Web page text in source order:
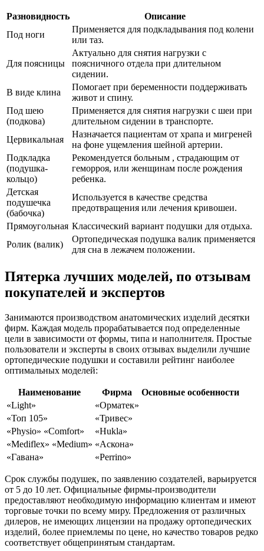
Разновидность
Описание
Под ноги
Применяется для подкладывания под колени
или таз.
Для поясницы
Актуально для снятия нагрузки с
поясничного отдела при длительном
сидении.
В виде клина
Помогает при беременности поддерживать
живот и спину.
Под шею
(подкова)
Применяется для снятия нагрузки с шеи при
длительном сидении в транспорте.
Цервикальная
Назначается пациентам от храпа и мигреней
на фоне ущемления шейной артерии.
Подкладка
(подушка-
кольцо)
Рекомендуется больным , страдающим от
геморроя, или женщинам после рождения
ребенка.
Детская
подушечка
(бабочка)
Используется в качестве средства
предотвращения или лечения кривошеи.
Прямоугольная Классический вариант подушки для отдыха.
Ролик (валик)
Ортопедическая подушка валик применяется
для сна в лежачем положении.
Пятерка лучших моделей, по отзывам
покупателей и экспертов
Занимаются производством анатомических изделий десятки
фирм. Каждая модель прорабатывается под определенные
цели в зависимости от формы, типа и наполнителя. Простые
пользователи и эксперты в своих отзывах выделили лучшие
ортопедические подушки и составили рейтинг наиболее
оптимальных моделей:
Наименование Фирма
Основные особенности
«Light»
«Орматек»
«Топ 105»
«Тривес»
«Physio» «Comfort»
«Hukla»
«Mediflex» «Medium» «Аскона»
«Гавана»
«Perrino»
Срок службы подушек, по заявлению создателей, варьируется
от 5 до 10 лет. Официальные фирмы-производители
предоставляют необходимую информацию клиентам и имеют
торговые точки по всему миру. Предложения от различных
дилеров, не имеющих лицензии на продажу ортопедических
изделий, более приемлемы по цене, но качество товаров редко
соответствует общепринятым стандартам.